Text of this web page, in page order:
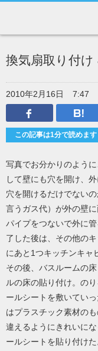
換気扇取り付
2010年2月16日
7:47
この記事は1分で読めます
写真でお分かりのよう
して壁にも穴を開け、
穴を開けるだけでない
言うガス代）が外の壁
パイプをつないで外に
了した後は、その他の
にあと1つキッチンキャ
その後、バスルームの
ルの床の貼り付け。の
ールシートを敷いてい
はプラスチック素材の
違えるようにきれいに
ールシートを貼り付けた